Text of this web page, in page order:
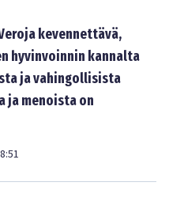
kevennettävä,
hyvinvoinnin kannalta
ja vahingollisista
ja menoista on